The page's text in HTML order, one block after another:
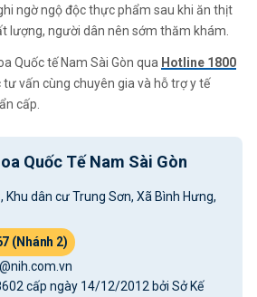
ngờ ngộ độc thực phẩm sau khi ăn thịt
lượng, người dân nên sớm thăm khám.
Quốc tế Nam Sài Gòn qua Hotline 1800
tư vấn cùng chuyên gia và hỗ trợ y tế
cấp.
Quốc Tế Nam Sài Gòn
Khu dân cư Trung Sơn, Xã Bình Hưng,
(Nhánh 2)
cấp ngày 14/12/2012 bởi Sở Kế